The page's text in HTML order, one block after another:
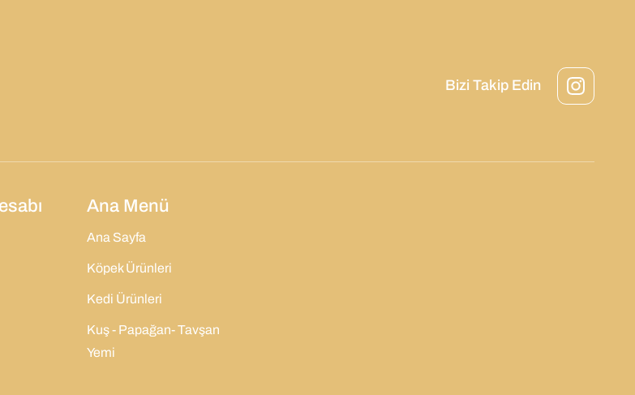
Bizi Takip Edin
Instagram
Ana Menü
Ana Sayfa
Köpek Ürünleri
Kedi Ürünleri
Kuş - Papağan- Tavşan
Yemi